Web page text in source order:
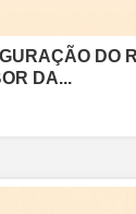
DO
DA...